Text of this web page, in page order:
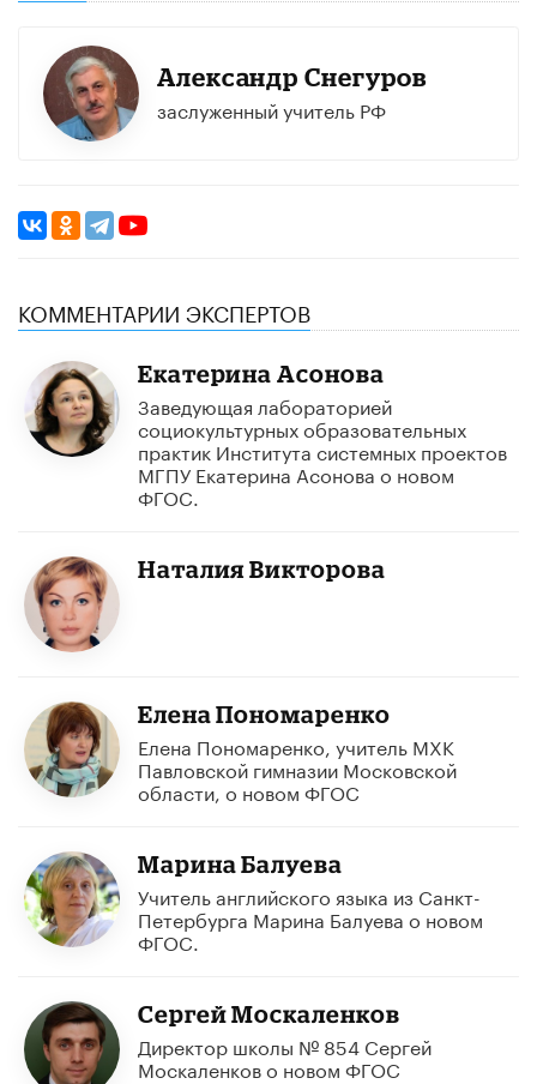
Александр Снегуров
заслуженный учитель РФ
КОММЕНТАРИИ ЭКСПЕРТОВ
Екатерина Асонова
Заведующая лабораторией
социокультурных образовательных
практик Института системных проектов
МГПУ Екатерина Асонова о новом
ФГОС.
Наталия Викторова
Елена Пономаренко
Елена Пономаренко, учитель МХК
Павловской гимназии Московской
области, о новом ФГОС
Марина Балуева
Учитель английского языка из Санкт-
Петербурга Марина Балуева о новом
ФГОС.
Сергей Москаленков
Директор школы № 854 Сергей
Москаленков о новом ФГОС